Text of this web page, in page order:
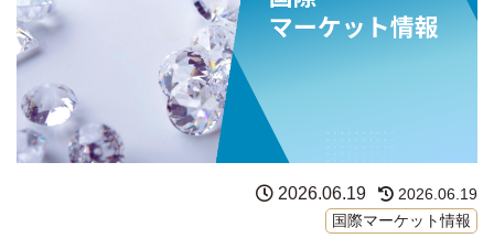
2026.06.19
2026.06.19
国際マーケット情報